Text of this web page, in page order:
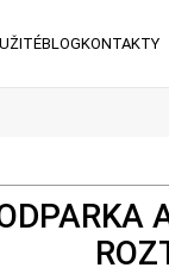
BLOGKONTAKTY